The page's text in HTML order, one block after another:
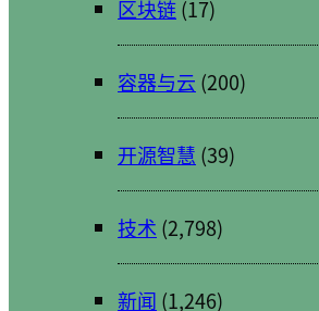
区块链(17)
容器与云 (200)
开源智慧 (39)
技术 (2,798)
新闻 (1,246)